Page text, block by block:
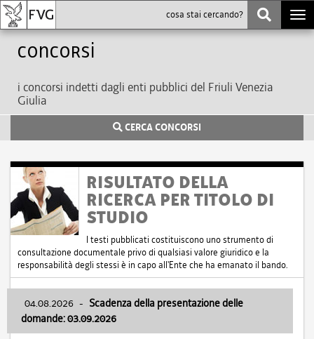
Concorsi
i concorsi indetti dagli enti pubblici del Friuli Venezia
Giulia
CERCA CONCORSI
RISULTATO DELLA
RICERCA PER TITOLO DI
STUDIO
I testi pubblicati costituiscono uno strumento di
consultazione documentale privo di qualsiasi valore giuridico e la
responsabilità degli stessi è in capo all'Ente che ha emanato il bando.
04.08.2026 - Scadenza della presentazione delle
domande: 03.09.2026